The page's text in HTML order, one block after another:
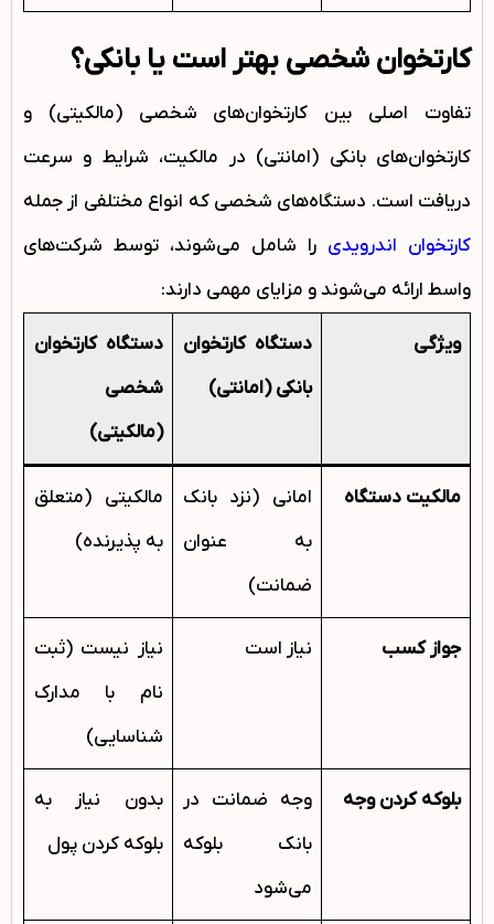
کارتخوان شخصی بهتر است یا بانکی؟
تفاوت اصلی بین کارتخوان‌های شخصی (مالکیتی) و
کارتخوان‌های بانکی (امانتی) در مالکیت، شرایط و سرعت
دریافت است. دستگاه‌های شخصی که انواع مختلفی از جمله
کارتخوان اندرویدی را شامل می‌شوند، توسط شرکت‌های
واسط ارائه می‌شوند و مزایای مهمی دارند:
ویژگى
دستگاه کارتخوان
بانکی (امانتی)
دستگاه کارتخوان
شخصی
(مالکیتی)
مالکیت دستگاه
امانی (نزد بانک
به عنوان
ضمانت)
مالکیتی (متعلق
به پذیرنده)
جواز کسب نیاز است
نیاز نیست (ثبت
نام با مدارک
شناسایی)
بلوکه کردن وجه
وجه ضمانت در
بانک بلوکه
می‌شود
بدون نیاز به
بلوکه کردن پول